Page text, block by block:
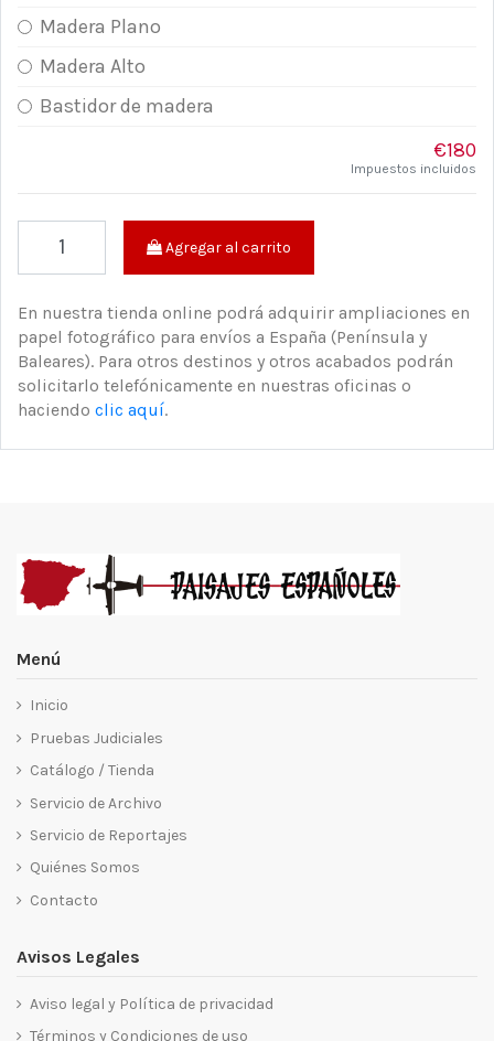
Madera Plano
Madera Alto
Bastidor de madera
€180
Impuestos incluidos
Agregar al carrito
En nuestra tienda online podrá adquirir ampliaciones en
papel fotográfico para envíos a España (Península y
Baleares). Para otros destinos y otros acabados podrán
solicitarlo telefónicamente en nuestras oficinas o
haciendo clic aquí.
Menú
Inicio
Pruebas Judiciales
Catálogo / Tienda
Servicio de Archivo
Servicio de Reportajes
Quiénes Somos
Contacto
Avisos Legales
Aviso legal y Política de privacidad
Términos y Condiciones de uso